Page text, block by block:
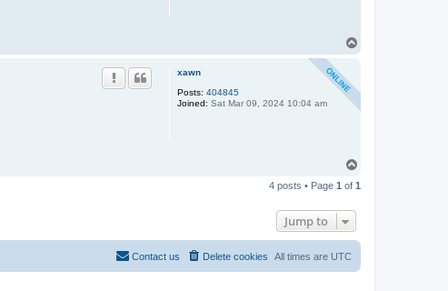
xawn
Posts: 404845
Joined: Sat Mar 09, 2024 10:04 am
p
4 posts • Page 1 of 1
Jump to
All times are UTC
Delete cookies
Contact us